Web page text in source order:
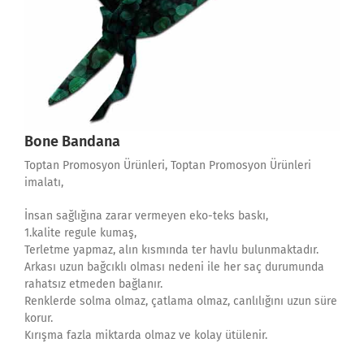
Bone Bandana
Toptan Promosyon Ürünleri, Toptan Promosyon Ürünleri
imalatı,
İnsan sağlığına zarar vermeyen eko-teks baskı,
1.kalite regule kumaş,
Terletme yapmaz, alın kısmında ter havlu bulunmaktadır.
Arkası uzun bağcıklı olması nedeni ile her saç durumunda
rahatsız etmeden bağlanır.
Renklerde solma olmaz, çatlama olmaz, canlılığını uzun süre
korur.
Kırışma fazla miktarda olmaz ve kolay ütülenir.